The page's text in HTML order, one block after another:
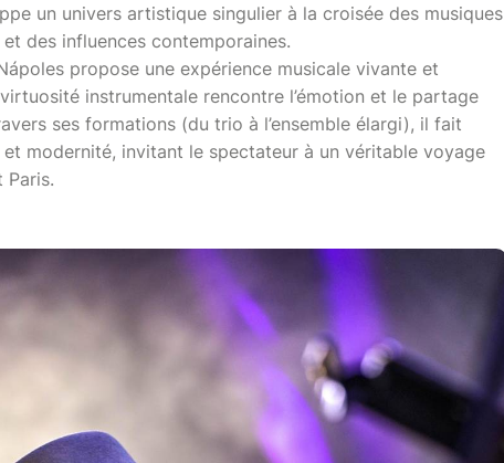
un univers artistique singulier à la croisée des musiques
des influences contemporaines.
propose une expérience musicale vivante et
instrumentale rencontre l’émotion et le partage
ses formations (du trio à l’ensemble élargi), il fait
modernité, invitant le spectateur à un véritable voyage
Paris.